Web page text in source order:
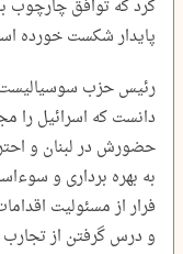
کرد که توافق
پایدار شکست خورده
رئیس حزب سوسیالیست
دانست که اسرائیل را
حضورش در لبنان و
به بهره برداری و
فرار از مسئولیت
و درس گرفتن از